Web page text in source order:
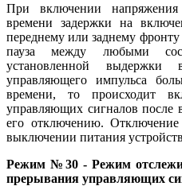
При включении напряжения
времени задержки на
переднему или заднему
пауза между любыми
установленной выдержки
управляющего импульса
времени, то происходит
управляющих сигналов после
его отключению.
выключении питания
Режим №30 - Режим
прерывания управляющих